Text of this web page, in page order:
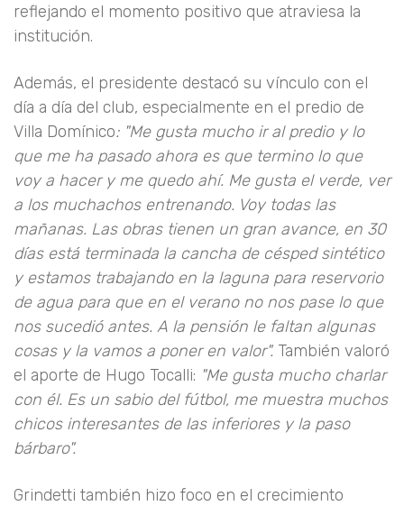
reflejando el momento positivo que atraviesa la
institución.
Además, el presidente destacó su vínculo con el
día a día del club, especialmente en el predio de
Villa Domínico: "Me gusta mucho ir al predio y lo
que me ha pasado ahora es que termino lo que
voy a hacer y me quedo ahí. Me gusta el verde, ver
a los muchachos entrenando. Voy todas las
mañanas. Las obras tienen un gran avance, en 30
días está terminada la cancha de césped sintético
y estamos trabajando en la laguna para reservorio
de agua para que en el verano no nos pase lo que
nos sucedió antes. A la pensión le faltan algunas
cosas y la vamos a poner en valor". También valoró
el aporte de Hugo Tocalli: "Me gusta mucho charlar
con él. Es un sabio del fútbol, me muestra muchos
chicos interesantes de las inferiores y la paso
bárbaro".
Grindetti también hizo foco en el crecimiento